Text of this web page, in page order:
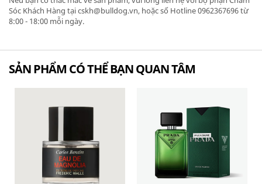
Sóc Khách Hàng tại cskh@bulldog.vn, hoặc số Hotline 0962367696 từ
8:00 - 18:00 mỗi ngày.
SẢN PHẨM CÓ THỂ BẠN QUAN TÂM